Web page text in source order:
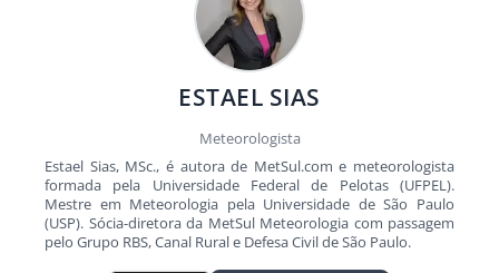
ESTAEL SIAS
Meteorologista
Estael Sias, MSc., é autora de MetSul.com e meteorologista
formada pela Universidade Federal de Pelotas (UFPEL).
Mestre em Meteorologia pela Universidade de São Paulo
(USP). Sócia-diretora da MetSul Meteorologia com passagem
pelo Grupo RBS, Canal Rural e Defesa Civil de São Paulo.